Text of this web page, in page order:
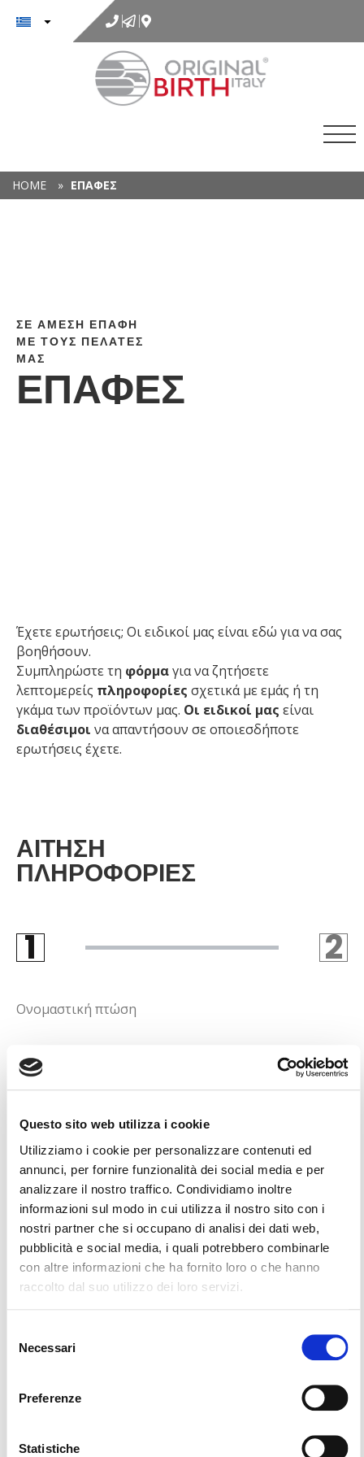
Questo sito web utilizza i cookie
Utilizziamo i cookie per personalizzare contenuti ed
annunci, per fornire funzionalità dei social media e per
analizzare il nostro traffico. Condividiamo inoltre
informazioni sul modo in cui utilizza il nostro sito con i
nostri partner che si occupano di analisi dei dati web,
pubblicità e social media, i quali potrebbero combinarle
con altre informazioni che ha fornito loro o che hanno
raccolto dal suo utilizzo dei loro servizi.
delNecessari
Preferenze
Statistiche
περιεχόμενο
HOME » ΕΠΑΦΈΣ
ΣΕ ΆΜΕΣΗ ΕΠΑΦΉ
ΜΕ ΤΟΥΣ ΠΕΛΆΤΕΣ
ΜΑΣ
ΕΠΑΦΈΣ
Έχετε ερωτήσεις; Οι ειδικοί μας είναι εδώ για να σας
βοηθήσουν.
Συμπληρώστε τη φόρμαγια να ζητήσετε
λεπτομερείς πληροφορίες σχετικά με εμάς ή τη
γκάμα των προϊόντων μας. Οι ειδικοί μας είναι
διαθέσιμοι να απαντήσουν σε οποιεσδήποτε
ερωτήσεις έχετε.
ΑΊΤΗΣΗ
ΠΛΗΡΟΦΟΡΊΕΣ
1STEP 1 2
Ονομαστική πτώση
Τηλέφωνο
E-mail